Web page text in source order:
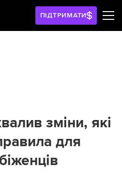
ПІДТРИМАТИ
зміни, які
для